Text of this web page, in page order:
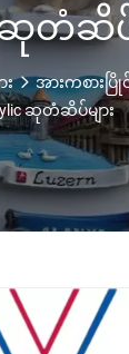
ဆုတံဆိပ်
အားကစားပ
ဆုတံဆိပ်များ